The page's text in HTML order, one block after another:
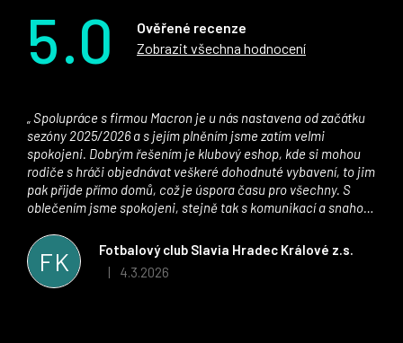
5.0
Ověřené recenze
Zobrazit všechna hodnocení
FK
Fotbalový club Slavia Hradec Králové z.s.
Hodnocení obchodu je 5 z 5 hvězdiček.
| 4.3.2026
sezóny 2025/2026 a s jejím plněním jsme zatím velmi
spokojeni. Dobrým řešením je klubový eshop, kde si mohou
rodiče s hráči objednávat veškeré dohodnuté vybavení, to jim
pak přijde přímo domů, což je úspora času pro všechny. S
oblečením jsme spokojeni, stejně tak s komunikací a snahou
stran. Věříme, že v tomto duchu bude spolupráce pokračovat
i nadále, nyní už začínáme řešit i první sady dresů ;)